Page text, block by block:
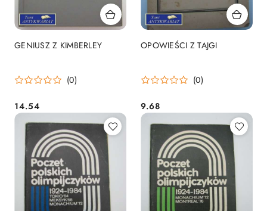
GENIUSZ Z KIMBERLEY
(0)
Cena:
14.54
OPOWIEŚCI Z TAJGI
(0)
Cena:
9.68